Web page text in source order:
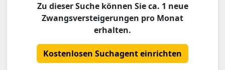
Zu dieser Suche können Sie ca. 1 neue
Zwangsversteigerungen pro Monat
erhalten.
Kostenlosen Suchagent einrichten